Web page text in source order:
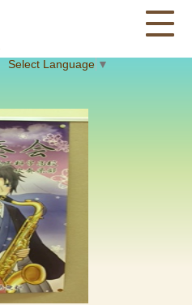
Select Language ▼